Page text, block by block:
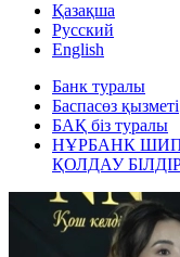
Қазақша
Русский
English
Банк туралы
Баспасөз қызметі
БАҚ біз туралы
НҰРБАНК
ҚОЛДАУ